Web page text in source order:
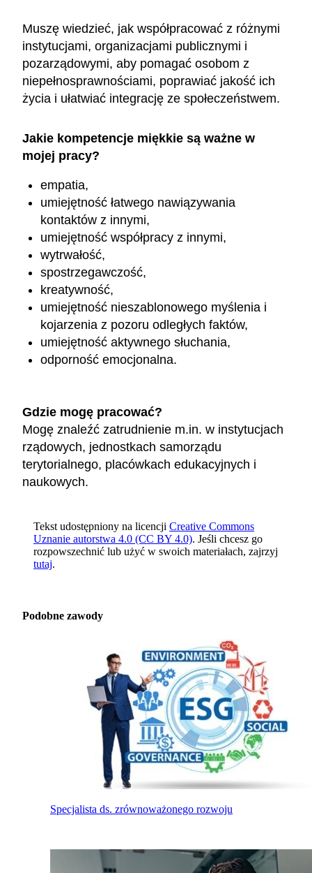
Muszę wiedzieć, jak współpracować z różnymi
instytucjami, organizacjami publicznymi i
pozarządowymi, aby pomagać osobom z
niepełnosprawnościami, poprawiać jakość ich
życia i ułatwiać integrację ze społeczeństwem.
Jakie kompetencje miękkie są ważne w
mojej pracy?
empatia,
umiejętność łatwego nawiązywania
kontaktów z innymi,
umiejętność współpracy z innymi,
wytrwałość,
spostrzegawczość,
kreatywność,
umiejętność nieszablonowego myślenia i
kojarzenia z pozoru odległych faktów,
umiejętność aktywnego słuchania,
odporność emocjonalna.
Gdzie mogę pracować?
Mogę znaleźć zatrudnienie m.in. w instytucjach
rządowych, jednostkach samorządu
terytorialnego, placówkach edukacyjnych i
naukowych.
Tekst udostępniony na licencji Creative Commons
Uznanie autorstwa 4.0 (CC BY 4.0). Jeśli chcesz go
rozpowszechnić lub użyć w swoich materiałach, zajrzyj
tutaj.
Podobne zawody
Specjalista ds. zrównoważonego rozwoju